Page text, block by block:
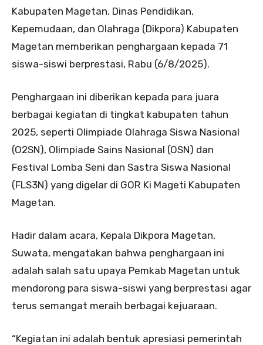
Kabupaten Magetan, Dinas Pendidikan,
Kepemudaan, dan Olahraga (Dikpora) Kabupaten
Magetan memberikan penghargaan kepada 71
siswa-siswi berprestasi, Rabu (6/8/2025).
Penghargaan ini diberikan kepada para juara
berbagai kegiatan di tingkat kabupaten tahun
2025, seperti Olimpiade Olahraga Siswa Nasional
(O2SN), Olimpiade Sains Nasional (OSN) dan
Festival Lomba Seni dan Sastra Siswa Nasional
(FLS3N) yang digelar di GOR Ki Mageti Kabupaten
Magetan.
Hadir dalam acara, Kepala Dikpora Magetan,
Suwata, mengatakan bahwa penghargaan ini
adalah salah satu upaya Pemkab Magetan untuk
mendorong para siswa-siswi yang berprestasi agar
terus semangat meraih berbagai kejuaraan.
“Kegiatan ini adalah bentuk apresiasi pemerintah